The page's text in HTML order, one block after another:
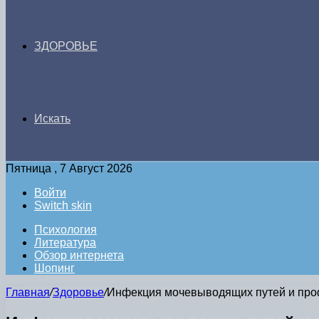
ЗДОРОВЬЕ
Искать
Пятница , 7 Август 2026
Войти
Switch skin
Психология
Литература
Обзор интернета
Шопинг
Главная/Здоровье/Инфекция мочевыводящих путей и